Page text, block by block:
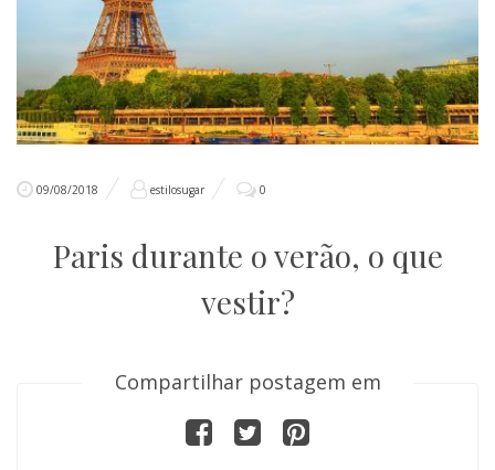
09/08/2018 estilosugar 0
Paris durante o verão, o que
vestir?
Compartilhar postagem em